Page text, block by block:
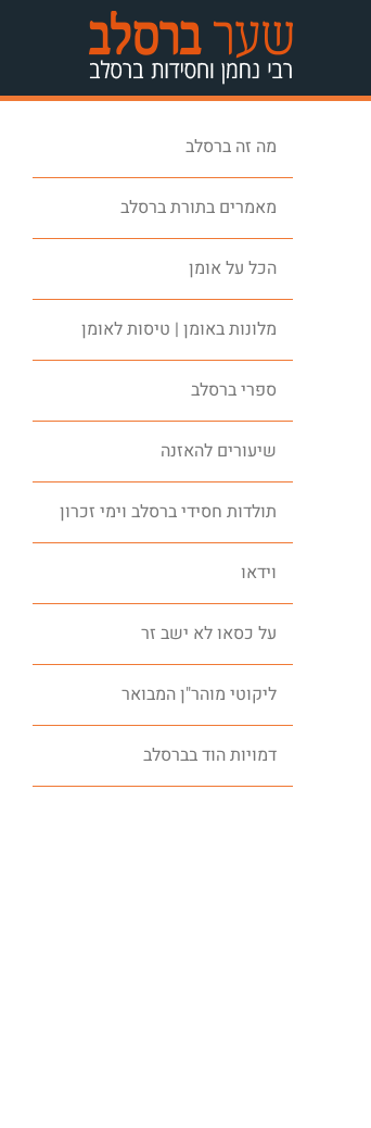
מה זה ברסלב
מאמרים בתורת ברסלב
הכל על אומן
מלונות באומן | טיסות לאומן
ספרי ברסלב
שיעורים להאזנה
תולדות חסידי ברסלב וימי זכרון
וידאו
על כסאו לא ישב זר
ליקוטי מוהר"ן המבואר
דמויות הוד בברסלב